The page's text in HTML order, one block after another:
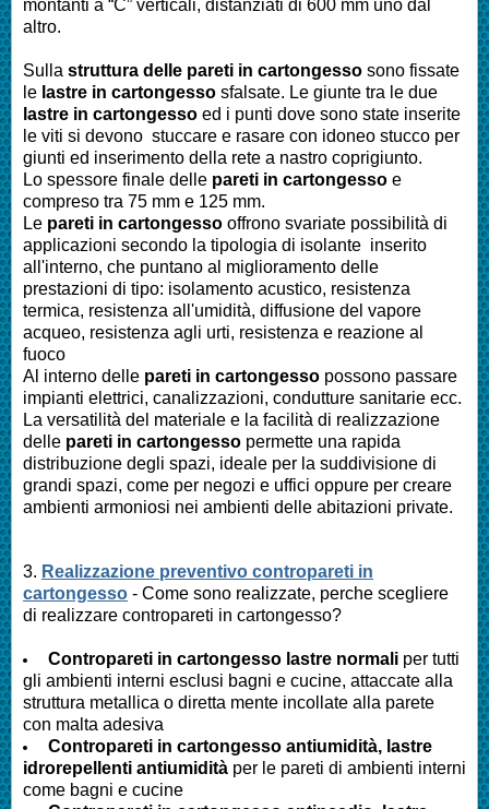
montanti a “C” verticali, distanziati di 600 mm uno dal
altro.
Sulla struttura delle pareti in cartongesso sono fissate
le lastre in cartongesso sfalsate. Le giunte tra le due
lastre in cartongesso ed i punti dove sono state inserite
le viti si devono stuccare e rasare con idoneo stucco per
giunti ed inserimento della rete a nastro coprigiunto.
Lo spessore finale delle pareti in cartongesso e
compreso tra 75 mm e 125 mm.
Le pareti in cartongesso offrono svariate possibilità di
applicazioni secondo la tipologia di isolante inserito
all'interno, che puntano al miglioramento delle
prestazioni di tipo: isolamento acustico, resistenza
termica, resistenza all'umidità, diffusione del vapore
acqueo, resistenza agli urti, resistenza e reazione al
fuoco
Al interno delle pareti in cartongesso possono passare
impianti elettrici, canalizzazioni, condutture sanitarie ecc.
La versatilità del materiale e la facilità di realizzazione
delle pareti in cartongesso permette una rapida
distribuzione degli spazi, ideale per la suddivisione di
grandi spazi, come per negozi e uffici oppure per creare
ambienti armoniosi nei ambienti delle abitazioni private.
3. Realizzazione preventivo contropareti in
cartongesso - Come sono realizzate, perche scegliere
di realizzare contropareti in cartongesso?
Contropareti in cartongesso lastre normali per tutti
gli ambienti interni esclusi bagni e cucine, attaccate alla
struttura metallica o diretta mente incollate alla parete
con malta adesiva
Contropareti in cartongesso antiumidità, lastre
idrorepellenti antiumidità per le pareti di ambienti interni
come bagni e cucine